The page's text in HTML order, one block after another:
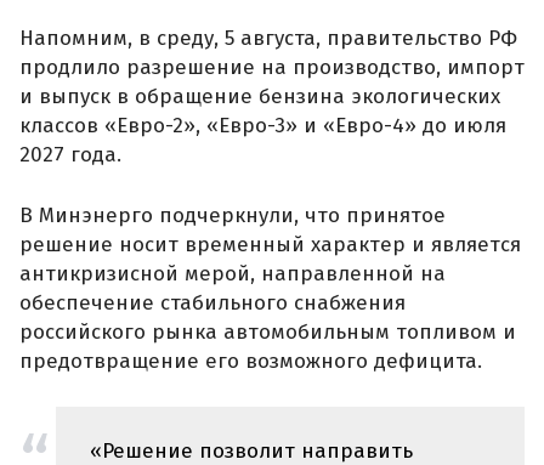
Напомним, в среду, 5 августа, правительство РФ
продлило разрешение на производство, импорт
и выпуск в обращение бензина экологических
классов «Евро-2», «Евро-3» и «Евро-4» до июля
2027 года.
В Минэнерго подчеркнули, что принятое
решение носит временный характер и является
антикризисной мерой, направленной на
обеспечение стабильного снабжения
российского рынка автомобильным топливом и
предотвращение его возможного дефицита.
«Решение позволит направить